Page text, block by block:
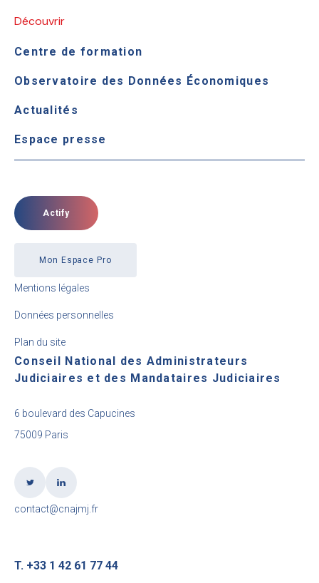
Découvrir
Centre de formation
Observatoire des Données Économiques
Actualités
Espace presse
Actify
Mon Espace Pro
Mentions légales
Données personnelles
Plan du site
Conseil National des Administrateurs
Judiciaires et des Mandataires Judiciaires
6 boulevard des Capucines
75009 Paris
contact@cnajmj.fr
T. +33 1 42 61 77 44